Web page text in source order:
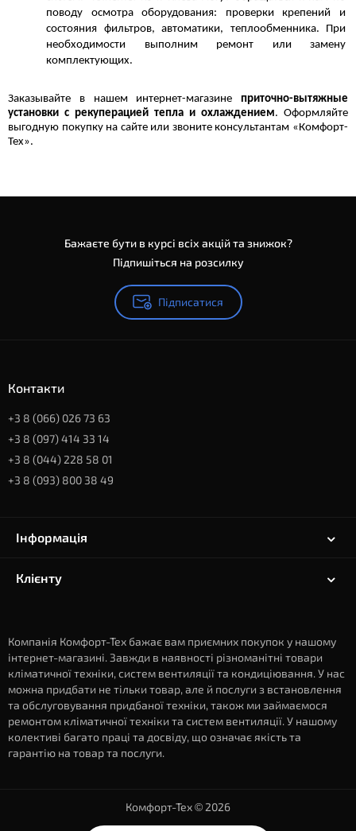
поводу осмотра оборудования: проверки крепений и
состояния фильтров, автоматики, теплообменника. При
необходимости выполним ремонт или замену
комплектующих.
Заказывайте в нашем интернет-магазине приточно-вытяжные
установки с рекуперацией тепла и охлаждением. Оформляйте
выгодную покупку на сайте или звоните консультантам «Комфорт-
Тех».
Бажаєте бути в курсі всіх акцій та знижок?
Підпишіться на розсилку
Підписатися
Контакти
+3 8 (066) 026 73 63
+3 8 (097) 414 33 14
+3 8 (044) 228 58 01
+3 8 (093) 800 38 49
Інформація
Клієнту
Компанія Комфорт-Тех бажає вам приємних покупок у нашому
інтернет-магазині. Завжди в наявності різноманітні товари
кліматичної техніки, систем вентиляції та кондиціювання. У нас
можна придбати не тільки товар, але й послуги з встановлення
та обслуговування придбаної техніки, також ми займаємося
ремонтом кліматичної техніки та систем вентиляції. У нашому
колективі багато праці та досвіду, що означає якість та
гарантію на товар та послуги.
Комфорт-Тех © 2026